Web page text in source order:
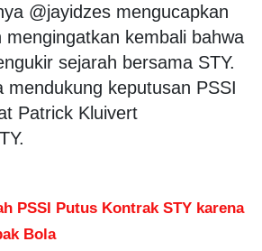
@jayidzes mengucapkan
kembali bahwa
sejarah bersama STY.
mendukung keputusan PSSI
Patrick Kluivert
PSSI Putus Kontrak STY karena
Bola